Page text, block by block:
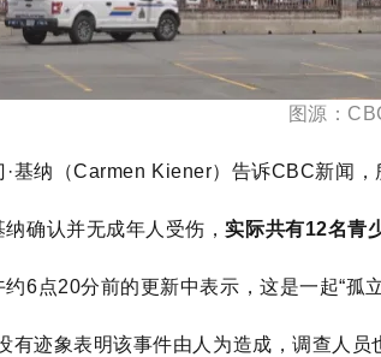
图源：
基纳（Carmen Kiener）告诉CBC新闻，
确认并无成年人受伤，实际共有12名青
6点20分前的更新中表示，这是一起“孤
有迹象表明该事件由人为造成，调查人员